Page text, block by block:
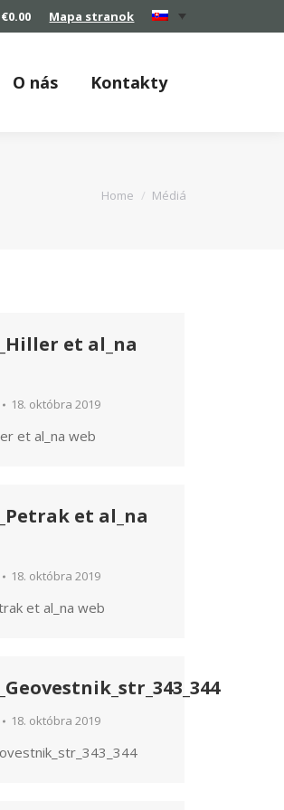
€0.00 Mapa stranok
O nás Kontakty
You are here:
Home Médiá
et al_na
18. októbra 2019
et al_na web
et al_na
18. októbra 2019
et al_na web
18. októbra 2019